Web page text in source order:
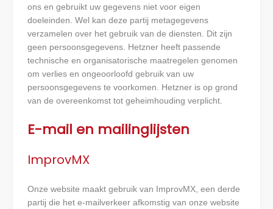
ons en gebruikt uw gegevens niet voor eigen
doeleinden. Wel kan deze partij metagegevens
verzamelen over het gebruik van de diensten. Dit zijn
geen persoonsgegevens. Hetzner heeft passende
technische en organisatorische maatregelen genomen
om verlies en ongeoorloofd gebruik van uw
persoonsgegevens te voorkomen. Hetzner is op grond
van de overeenkomst tot geheimhouding verplicht.
E-mail en mailinglijsten
ImprovMX
Onze website maakt gebruik van ImprovMX, een derde
partij die het e-mailverkeer afkomstig van onze website